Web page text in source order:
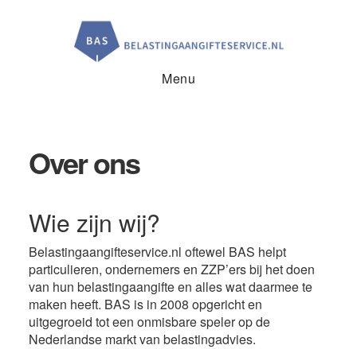
Menu
Over ons
Wie zijn wij?
Belastingaangifteservice.nl oftewel BAS helpt
particulieren, ondernemers en ZZP’ers bij het doen
van hun belastingaangifte en alles wat daarmee te
maken heeft. BAS is in 2008 opgericht en
uitgegroeid tot een onmisbare speler op de
Nederlandse markt van belastingadvies.